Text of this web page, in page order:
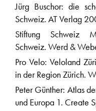
Jürg Buschor: die
Schweiz. AT Verlag
Stiftung Schweiz
Schweiz. Werd &
Pro Velo: Veloland
in der Region Zürich.
Peter Günther: Atlas
und Europa 1. Create